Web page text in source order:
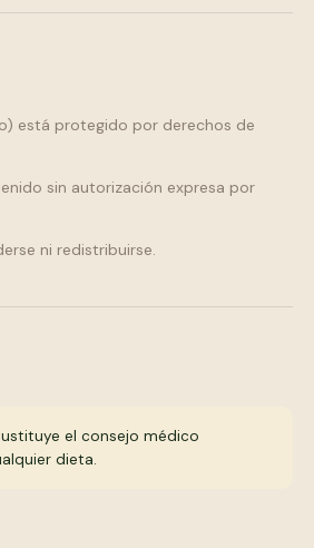
está protegido por derechos de
sin autorización expresa por
ni redistribuirse.
el consejo médico
dieta.